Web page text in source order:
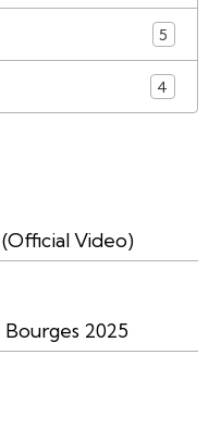
5
4
Video)
2025